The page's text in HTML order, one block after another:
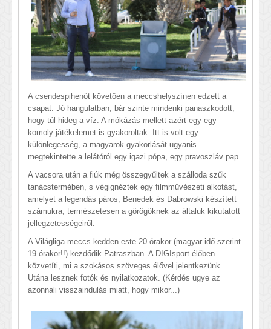
A csendespihenőt követően a meccshelyszínen edzett a
csapat. Jó hangulatban, bár szinte mindenki panaszkodott,
hogy túl hideg a víz. A mókázás mellett azért egy-egy
komoly játékelemet is gyakoroltak. Itt is volt egy
különlegesség, a magyarok gyakorlását ugyanis
megtekintette a lelátóról egy igazi pópa, egy pravoszláv pap.
A vacsora után a fiúk még összegyűltek a szálloda szűk
tanácstermében, s végignéztek egy filmművészeti alkotást,
amelyet a legendás páros, Benedek és Dabrowski készített
számukra, természetesen a görögöknek az általuk kikutatott
jellegzetességeiről.
A Világliga-meccs kedden este 20 órakor (magyar idő szerint
19 órakor!!) kezdődik Patraszban. A DIGIsport élőben
közvetíti, mi a szokásos szöveges élővel jelentkezünk.
Utána lesznek fotók és nyilatkozatok. (Kérdés ugye az
azonnali visszaindulás miatt, hogy mikor...)